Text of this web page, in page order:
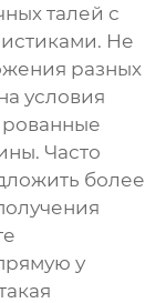
талей с
Не
разных
условия
Часто
более
у